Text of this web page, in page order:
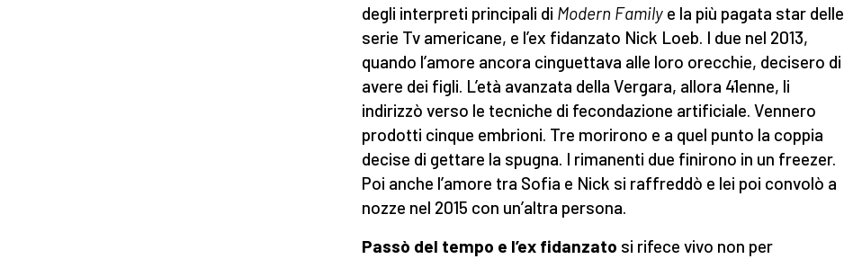
degli interpreti principali di Modern Family e la più pagata star delle
serie Tv americane, e l’ex fidanzato Nick Loeb. I due nel 2013,
quando l’amore ancora cinguettava alle loro orecchie, decisero di
avere dei figli. L’età avanzata della Vergara, allora 41enne, li
indirizzò verso le tecniche di fecondazione artificiale. Vennero
prodotti cinque embrioni. Tre morirono e a quel punto la coppia
decise di gettare la spugna. I rimanenti due finirono in un freezer.
Poi anche l’amore tra Sofia e Nick si raffreddò e lei poi convolò a
nozze nel 2015 con un’altra persona.
Passò del tempo e l’ex fidanzato si rifece vivo non per